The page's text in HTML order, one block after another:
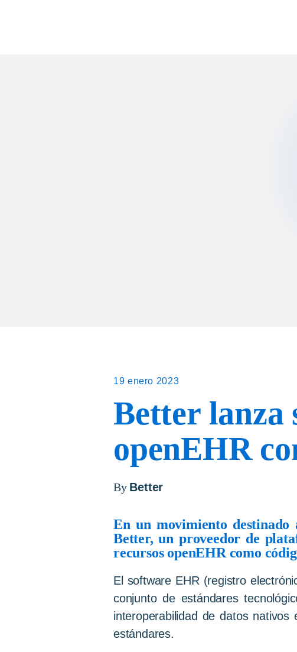
19 enero 2023
Better lanza
openEHR
By Better
En un movimiento destinado
Better, un proveedor de
recursos openEHR como
El software EHR (registro
conjunto de estándares
interoperabilidad de datos
estándares.